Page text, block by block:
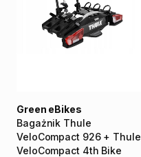
Bagażnik Thule
VeloCompact 926 + Thule
VeloCompact 4th Bike
Green eBikes